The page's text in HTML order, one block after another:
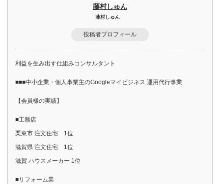
藤村しゅん
藤村しゅん
投稿者プロフィール
利益を生み出す仕組みコンサルタント
■■■中小企業・個人事業主のGoogleマイビジネス 運用代行事業
【会員様の実績】
■工務店
栗東市 注文住宅 1位
滋賀県 注文住宅 1位
滋賀 ハウスメーカー 1位
■リフォーム業